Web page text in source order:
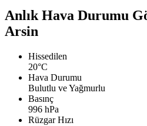
Anlık Hava Durumu
Arsin
Hissedilen
20°C
Hava Durumu
Bulutlu ve Yağmurlu
Basınç
996 hPa
Rüzgar Hızı